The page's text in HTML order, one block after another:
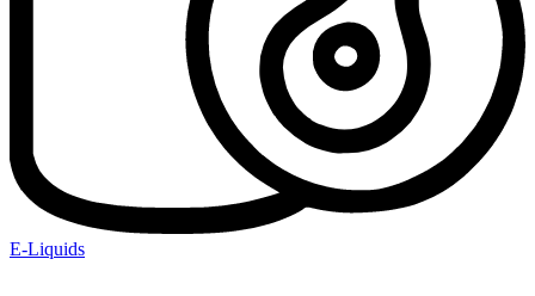
E-Liquids